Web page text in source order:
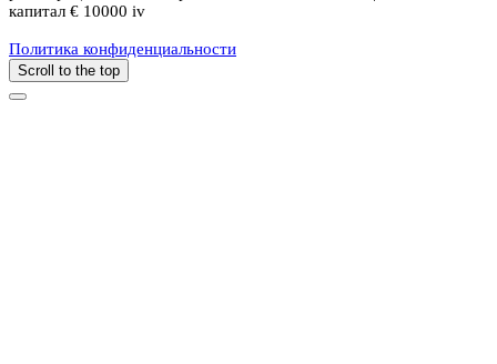
капитал € 10000 iv
Политика конфиденциальности
Scroll to the top